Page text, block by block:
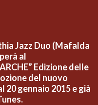
Jazz Duo (Mafalda
al
Edizione delle
del nuovo
20 gennaio 2015 e già